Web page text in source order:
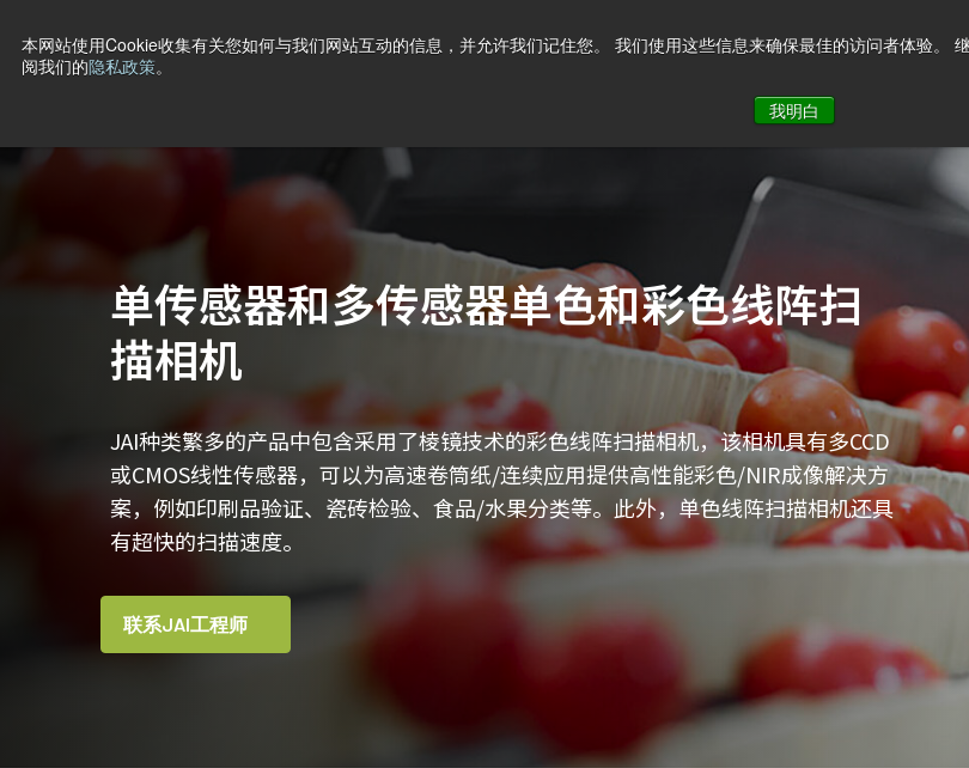
本网站使用Cookie收集有关您如何与我们网站互动的信息，并允许我们记住您。 我们使用这些信息来确保最佳的访问者体验。
阅我们的隐私政策。
我明白
单传感器和多传感器单色和彩色线阵扫
描相机
JAI种类繁多的产品中包含采用了棱镜技术的彩色线阵扫描相机，该相机具有多CCD
或CMOS线性传感器，可以为高速卷筒纸/连续应用提供高性能彩色/NIR成像解决方
案，例如印刷品验证、瓷砖检验、食品/水果分类等。此外，单色线阵扫描相机还具
有超快的扫描速度。
联系JAI工程师